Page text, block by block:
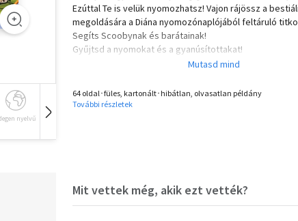
nyelvű Hangoskönyv
Ezúttal Te is velük nyomozhatsz! Vajon rájössz a
megoldására a Diána nyomozónaplójából feltáruló
Segíts Scoobynak és barátainak!
Gyűjtsd a nyomokat és a gyanúsítottakat!
Oldd meg az iszonyú Nagylábú rejtélyét!
64 oldal･füles, kartonált･hibátlan, olvasatlan példány
További részletek
Mit vettek még, akik ezt vették?